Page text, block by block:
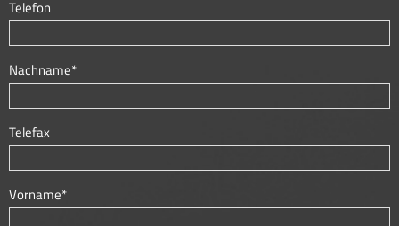
Telefon
Nachname*
Telefax
Vorname*